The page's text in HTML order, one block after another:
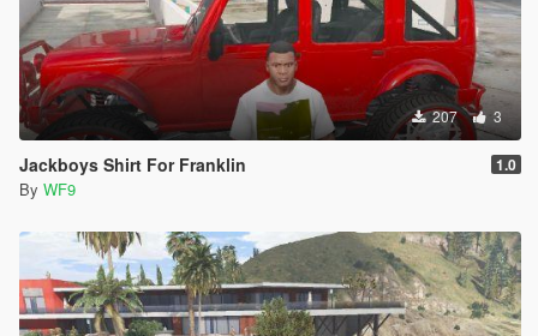
207 3
Jackboys Shirt For Franklin 1.0
By WF9